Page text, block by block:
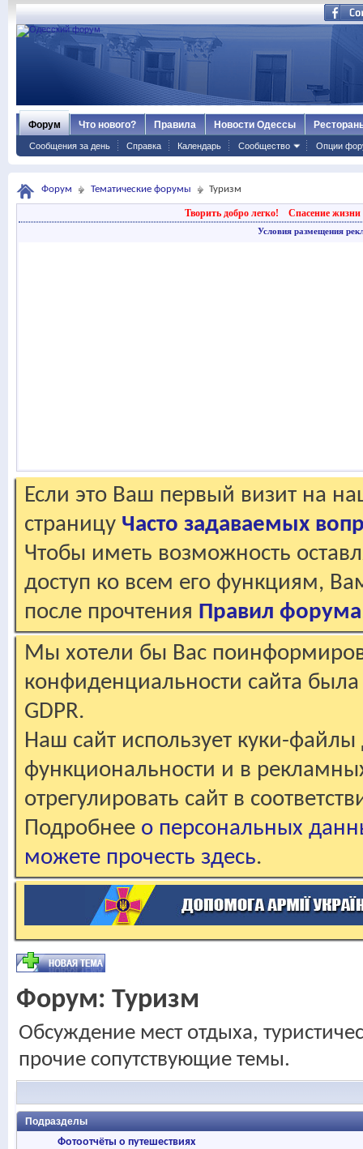
Форум
Сообщения за день Справка Календарь Сообщество Опции
Что нового? Правила Новости Одессы
Форум Тематические форумы Туризм
Творить добро легко! Спасение жизни
Условия размещения
Если это Ваш первый визит на
страницу Часто задаваемых
Чтобы иметь возможность
доступ ко всем его функциям,
после прочтения Правил форума
Мы хотели бы Вас
конфиденциальности сайта
GDPR.
Наш сайт использует куки-файлы
функциональности и в
отрегулировать сайт в
Подробнее о персональных
можете прочесть здесь.
Форум: Туризм
Обсуждение мест отдыха,
прочие сопутствующие темы.
Подразделы
Фотоотчёты о путешествиях